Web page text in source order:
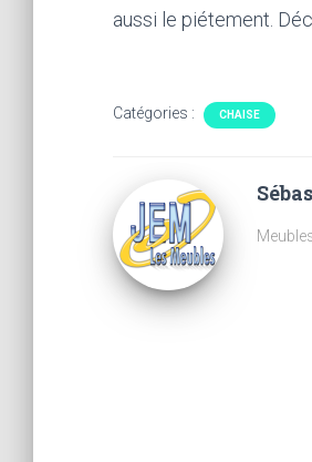
aussi le piétement.
Catégories : CHAISE